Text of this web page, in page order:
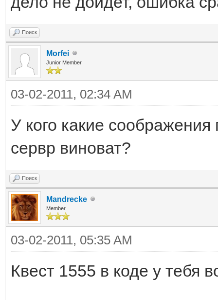
Поиск
Morfei
Junior Member
03-02-2011, 02:34 AM
У кого какие
сервр виноват?
Поиск
Mandrecke
Member
03-02-2011, 05:35 AM
Квест 1555 в коде у тебя